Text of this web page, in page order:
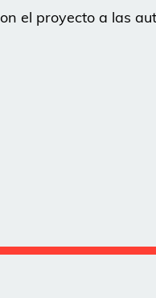
el proyecto a las